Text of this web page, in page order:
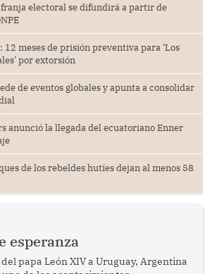
franja electoral se difundirá a partir de
12 meses de prisión preventiva para ‘Los
por extorsión
de eventos globales y apunta a consolidar
anunció la llegada del ecuatoriano Enner
de los rebeldes hutíes dejan al menos 58
esperanza
papa León XIV a Uruguay, Argentina